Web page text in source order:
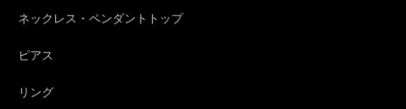
ネックレス・ペンダントトップ
ピアス
リング